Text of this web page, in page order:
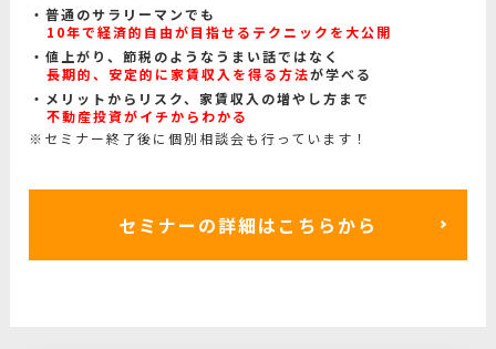
普通のサラリーマンでも
10年で経済的自由が目指せるテクニックを大公開
値上がり、節税のようなうまい話ではなく
長期的、安定的に家賃収入を得る方法が学べる
メリットからリスク、家賃収入の増やし方まで
不動産投資がイチからわかる
※セミナー終了後に個別相談会も行っています！
セミナーの詳細はこちらから